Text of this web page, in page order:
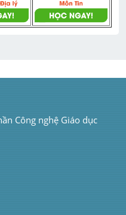
Công nghệ Giáo dục